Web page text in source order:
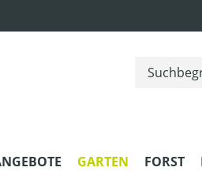
GARTEN FORST